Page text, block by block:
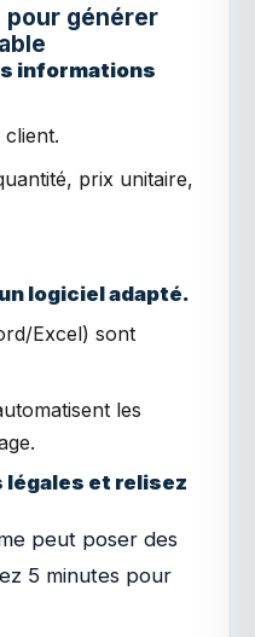
pour générer
informations
prix unitaire,
logiciel adapté.
Excel) sont
les
et relisez
peut poser des
5 minutes pour